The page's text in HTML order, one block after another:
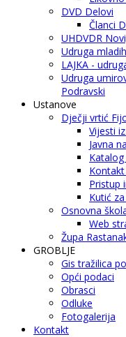
DVD Delovi
Članci
UHDVDR
Udruga mladih
LAJKA -
Udruga
Podravski
Ustanove
Dječji vrtić
Vijesti
Javna
Pristup
Kutić
Osnovna
Web
Župa
GROBLJE
Gis tražilica
Opći podaci
Obrasci
Odluke
Fotogalerija
Kontakt